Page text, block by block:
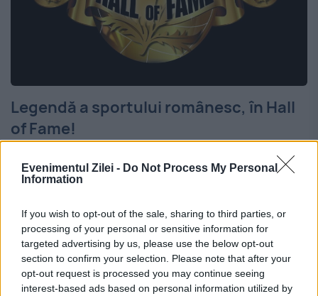
Evenimentul Zilei - Do Not Process My Personal
Information
If you wish to opt-out of the sale, sharing to third parties, or
processing of your personal or sensitive information for
targeted advertising by us, please use the below opt-out
section to confirm your selection. Please note that after your
opt-out request is processed you may continue seeing
interest-based ads based on personal information utilized by
Legendă a sportului românesc, în Hall
of Fame!
Dacă nu prea mai avem multe motive de
mândrie în sportul de azi, măcar cu gloriile
de altădată să ne lăudăm. Dacă nu prea mai
avem multe motive de mândrie...